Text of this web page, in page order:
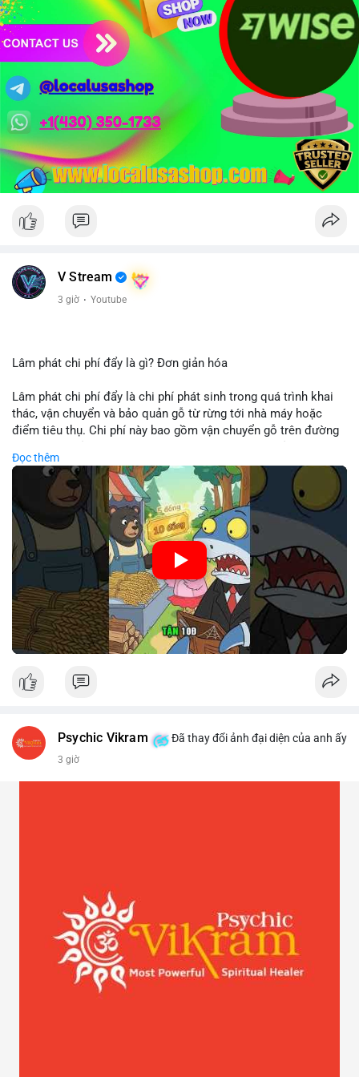
tích lũy dài hạn nhưng cần chờ xác nhận dòng tiền.
Xem chi tiết các bài viết đầy đủ tại dòng thời gian của Vlike.vn!
#whalealertbtc #clarityact #lightningexploit #bybitlazarus
#xrpledger
V Stream
3 giờ · Youtube
Lâm phát chi phí đẩy là gì? Đơn giản hóa
Lâm phát chi phí đẩy là chi phí phát sinh trong quá trình khai
thác, vận chuyển và bảo quản gỗ từ rừng tới nhà máy hoặc
điểm tiêu thụ. Chi phí này bao gồm vận chuyển gỗ trên đường
điều kiện địa hình. Việc hiểu rõ chi phí đẩy giúp doanh nghiệp
lâm nghiệp tối ưu hoá chuỗi cung ứng và kiểm soát lợi nhuận.
🎥 Xem video trực tiếp tại:
Nguồn: Cú Thông Thái
Đọc thêm
Psychic Vikram Đã thay đổi ảnh đại diện của anh ấy
3 giờ